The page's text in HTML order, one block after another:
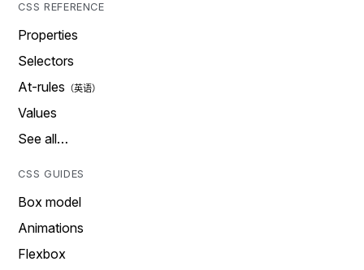
CSS REFERENCE
Properties
Selectors
At-rules
Values
See all…
CSS GUIDES
Box model
Animations
Flexbox